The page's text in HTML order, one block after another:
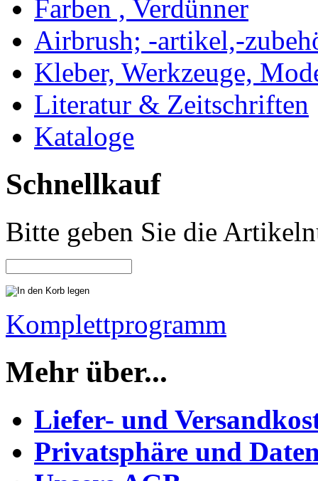
Farben , Verdünner
Airbrush; -artikel,-
Kleber, Werkzeuge,
Literatur & Zeitschriften
Kataloge
Schnellkauf
Bitte geben Sie die
Komplettprogramm
Mehr über...
Liefer- und
Privatsphäre und